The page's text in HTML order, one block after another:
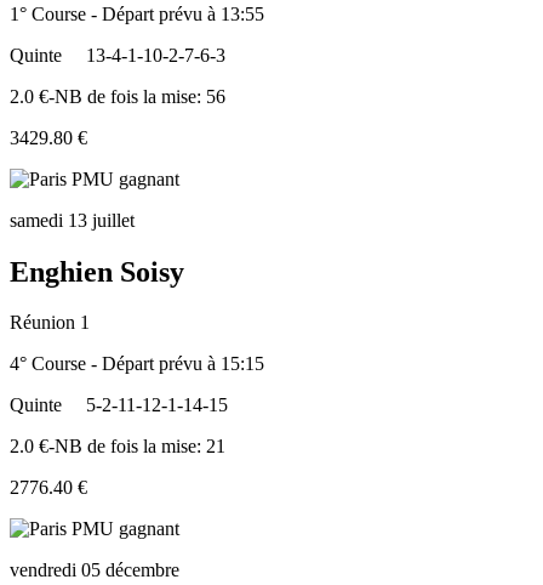
1° Course - Départ prévu à 13:55
Quinte
13-4-1-10-2-7-6-3
2.0 €-NB de fois la mise: 56
3429.80 €
samedi 13 juillet
Enghien Soisy
Réunion 1
4° Course - Départ prévu à 15:15
Quinte
5-2-11-12-1-14-15
2.0 €-NB de fois la mise: 21
2776.40 €
vendredi 05 décembre